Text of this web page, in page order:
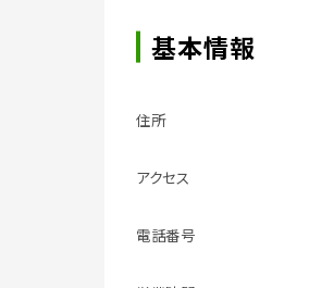
基本情報
住所
アクセス
電話番号